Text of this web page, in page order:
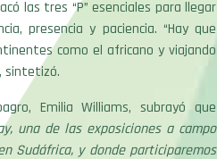
las tres “P” esenciales para llegar
presencia y paciencia. “Hay que
como el africano y viajando
sintetizó.
Emilia Williams, subrayó que
una de las exposiciones a campo
Sudáfrica, y donde participaremos